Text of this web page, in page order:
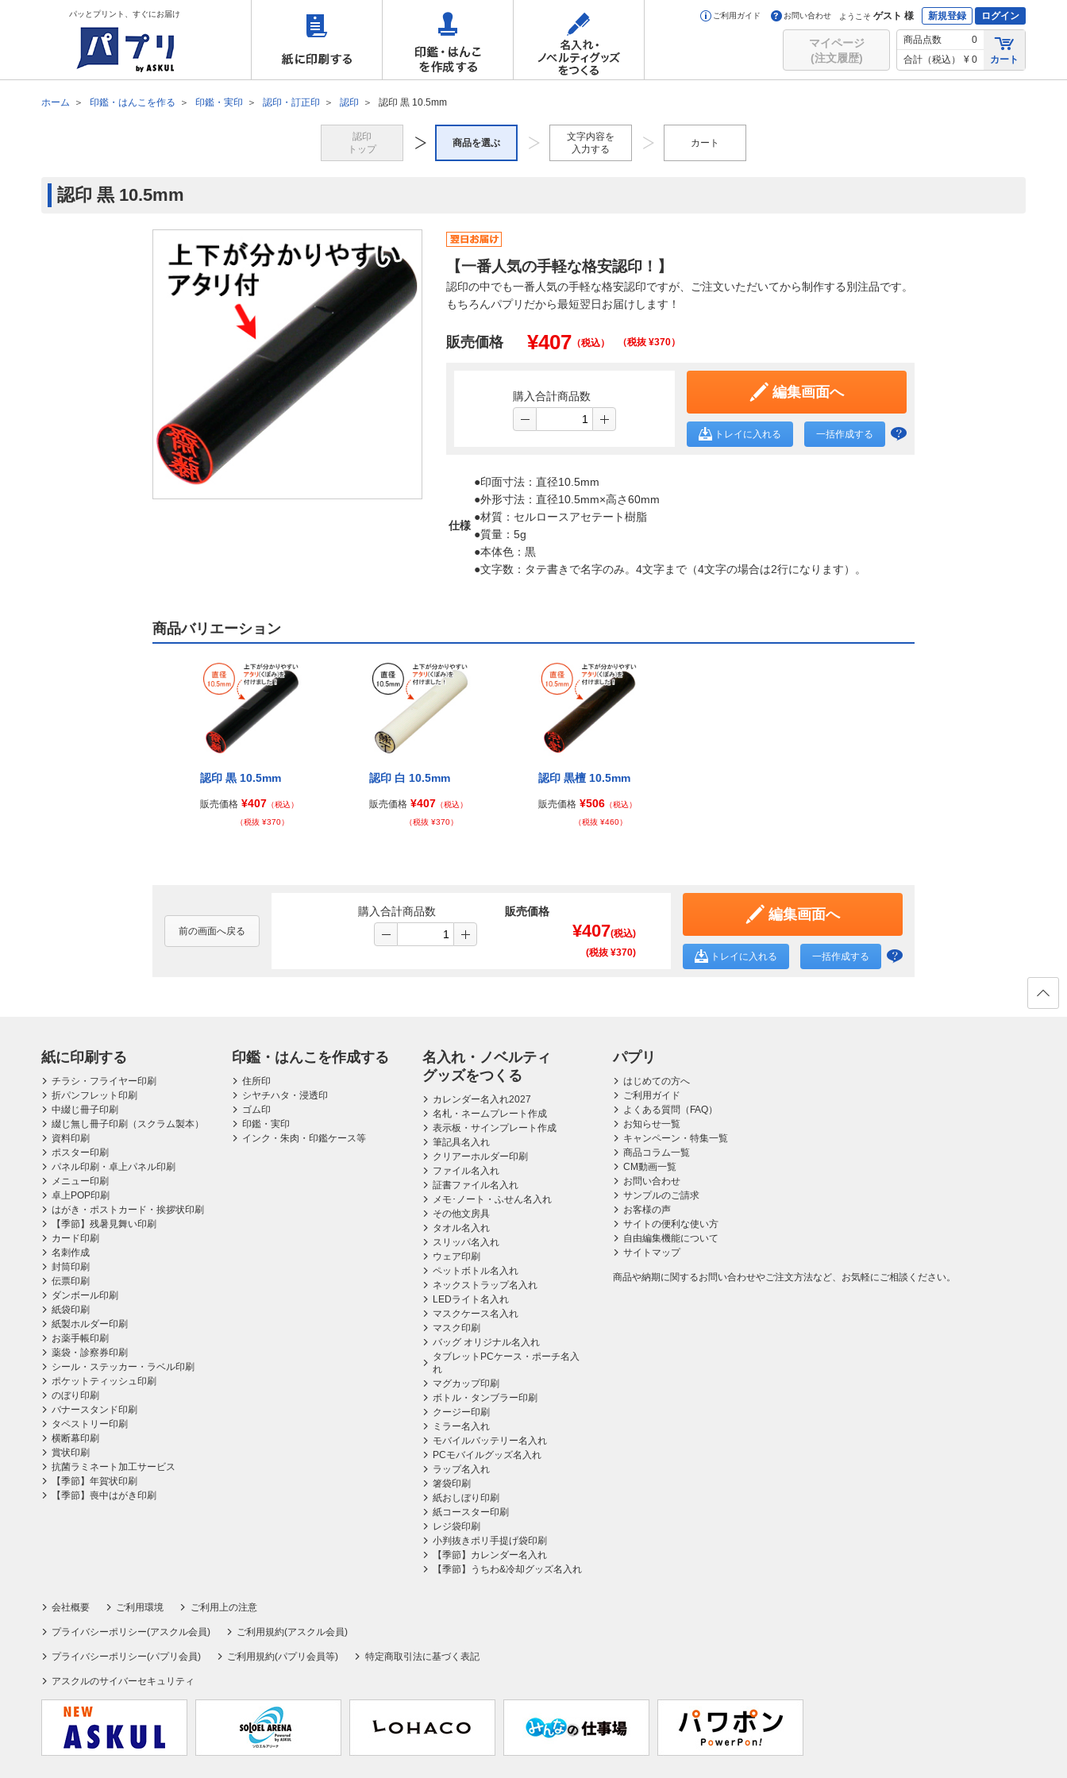
パッとプリント、すぐにお届け ご利用ガイド お問い合わせ ようこそ ゲスト 様 新規登録 ログイン
マイページ
(注文履歴)
商品点数
0
合計（税込）
¥ 0 カート
ホーム 印鑑・はんこを作る 印鑑・実印 認印・訂正印 認印 認印 黒 10.5mm
認印
トップ
商品を選ぶ
文字内容を
入力する
カート
認印 黒 10.5mm
【一番人気の手軽な格安認印！】
認印の中でも一番人気の手軽な格安認印ですが、ご注文いただいてから制作する別注品です。
もちろんパプリだから最短翌日お届けします！
販売価格 ¥407 （税込） （税抜 ¥370）
購入合計商品数 編集画面へ
トレイに入れる 一括作成する
仕様
●印面寸法：直径10.5mm
●外形寸法：直径10.5mm×高さ60mm
●材質：セルロースアセテート樹脂
●質量：5g
●本体色：黒
●文字数：タテ書きで名字のみ。4文字まで（4文字の場合は2行になります）。
商品バリエーション
認印 黒 10.5mm
販売価格 ¥407 （税込）
（税抜 ¥370）
認印 白 10.5mm
販売価格 ¥407 （税込）
（税抜 ¥370）
認印 黒檀 10.5mm
販売価格 ¥506 （税込）
（税抜 ¥460）
前の画面へ戻る
購入合計商品数 販売価格
¥407(税込)
(税抜 ¥370)
編集画面へ
トレイに入れる 一括作成する
紙に印刷する
チラシ・フライヤー印刷
折パンフレット印刷
中綴じ冊子印刷
綴じ無し冊子印刷（スクラム製本）
資料印刷
ポスター印刷
パネル印刷・卓上パネル印刷
メニュー印刷
卓上POP印刷
はがき・ポストカード・挨拶状印刷
【季節】残暑見舞い印刷
カード印刷
名刺作成
封筒印刷
伝票印刷
ダンボール印刷
紙袋印刷
紙製ホルダー印刷
お薬手帳印刷
薬袋・診察券印刷
シール・ステッカー・ラベル印刷
ポケットティッシュ印刷
のぼり印刷
バナースタンド印刷
タペストリー印刷
横断幕印刷
賞状印刷
抗菌ラミネート加工サービス
【季節】年賀状印刷
【季節】喪中はがき印刷
印鑑・はんこを作成する
住所印
シヤチハタ・浸透印
ゴム印
印鑑・実印
インク・朱肉・印鑑ケース等
名入れ・ノベルティ
グッズをつくる
カレンダー名入れ2027
名札・ネームプレート作成
表示板・サインプレート作成
筆記具名入れ
クリアーホルダー印刷
ファイル名入れ
証書ファイル名入れ
メモ･ノート・ふせん名入れ
その他文房具
タオル名入れ
スリッパ名入れ
ウェア印刷
ペットボトル名入れ
ネックストラップ名入れ
LEDライト名入れ
マスクケース名入れ
マスク印刷
バッグ オリジナル名入れ
タブレットPCケース・ポーチ名入
れ
マグカップ印刷
ボトル・タンブラー印刷
クージー印刷
ミラー名入れ
モバイルバッテリー名入れ
PCモバイルグッズ名入れ
ラップ名入れ
箸袋印刷
紙おしぼり印刷
紙コースター印刷
レジ袋印刷
小判抜きポリ手提げ袋印刷
【季節】カレンダー名入れ
【季節】うちわ&冷却グッズ名入れ
パプリ
はじめての方へ
ご利用ガイド
よくある質問（FAQ）
お知らせ一覧
キャンペーン・特集一覧
商品コラム一覧
CM動画一覧
お問い合わせ
サンプルのご請求
お客様の声
サイトの便利な使い方
自由編集機能について
サイトマップ
商品や納期に関するお問い合わせやご注文方法など、お気軽にご相談ください。
会社概要 ご利用環境 ご利用上の注意
プライバシーポリシー(アスクル会員) ご利用規約(アスクル会員)
プライバシーポリシー(パプリ会員) ご利用規約(パプリ会員等) 特定商取引法に基づく表記
アスクルのサイバーセキュリティ